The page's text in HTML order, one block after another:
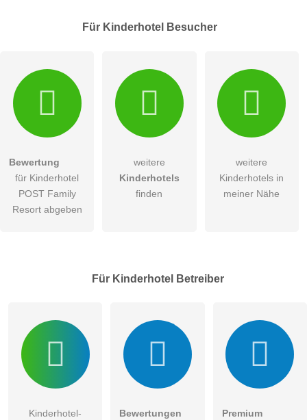
Für Kinderhotel Besucher
Bewertung
für Kinderhotel
POST Family
Resort abgeben
weitere
Kinderhotels
finden
weitere
Kinderhotels in
meiner Nähe
Für Kinderhotel Betreiber
Kinderhotel-
Bewertungen
Premium